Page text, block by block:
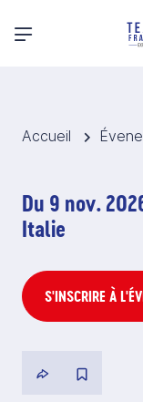
Menu principal
Accueil
Du 9 nov.
Italie
S'INSCRIRE À